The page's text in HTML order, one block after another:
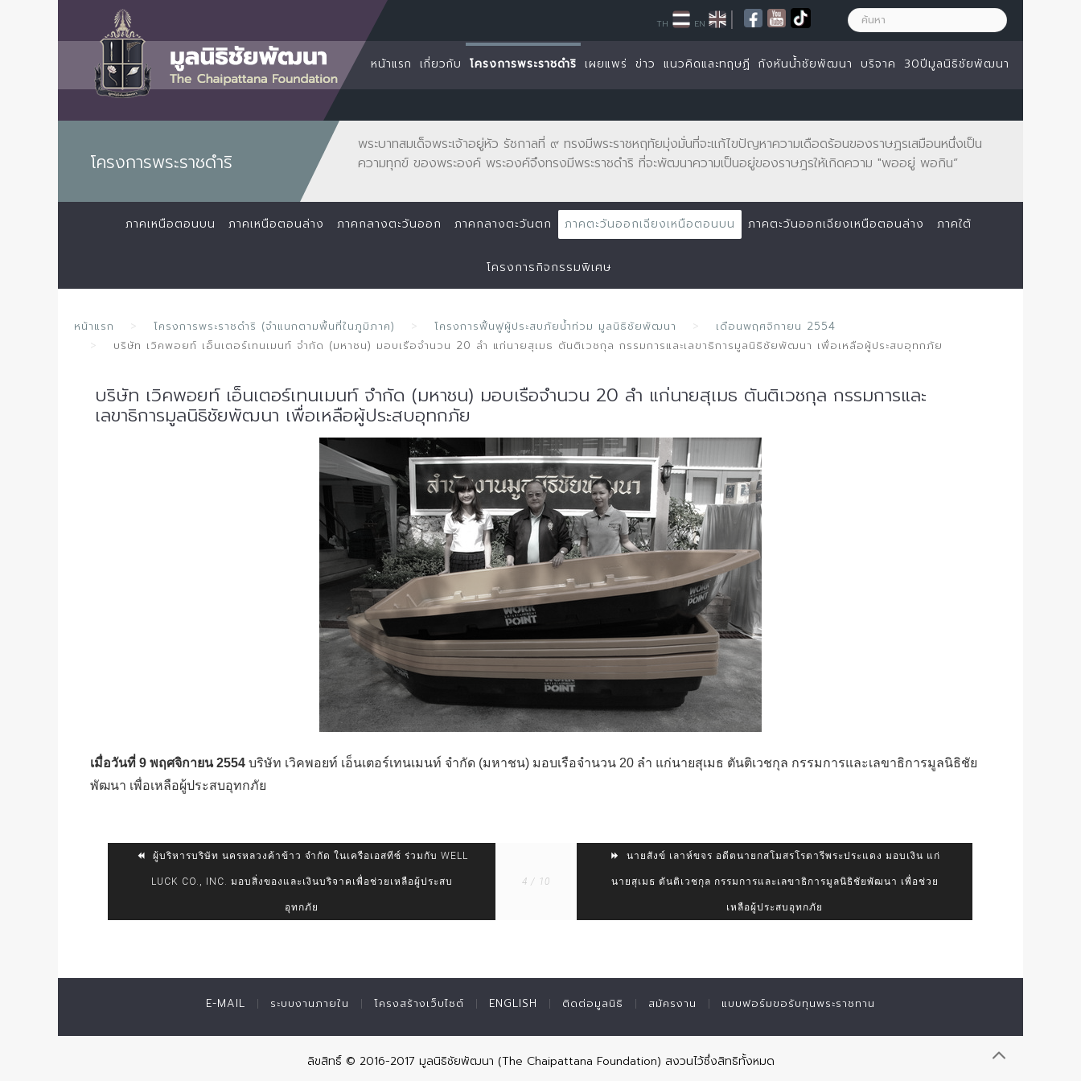
หน้าแรก เกี่ยวกับ โครงการพระราชดำริ เผยแพร่ ข่าว แนวคิดและทฤษฏี กังหันน้ำชัยพัฒนา บริจาค 30ปีมูลนิธิชัยพัฒนา
TH EN |
โครงการพระราชดำริ
พระบาทสมเด็จพระเจ้าอยู่หัว รัชกาลที่ ๙ ทรงมีพระราชหฤทัยมุ่งมั่นที่จะแก้ไขปัญหาความเดือดร้อนของราษฏรเสมือนหนึ่งเป็น
ความทุกข์ ของพระองค์ พระองค์จึงทรงมีพระราชดำริ ที่จะพัฒนาความเป็นอยู่ของราษฎรให้เกิดความ "พออยู่ พอกิน”
ภาคเหนือตอนบน ภาคเหนือตอนล่าง ภาคกลางตะวันออก ภาคกลางตะวันตก ภาคตะวันออกเฉียงเหนือตอนบน ภาคตะวันออกเฉียงเหนือตอนล่าง ภาคใต้
โครงการกิจกรรมพิเศษ
หน้าแรก โครงการพระราชดำริ (จำแนกตามพื้นที่ในภูมิภาค) โครงการฟื้นฟูผู้ประสบภัยน้ำท่วม มูลนิธิชัยพัฒนา
เดือนพฤศจิกายน 2554
บริษัท เวิคพอยท์ เอ็นเตอร์เทนเมนท์ จำกัด (มหาชน) มอบเรือจำนวน 20 ลำ แก่นายสุเมธ ตันติเวชกุล กรรมการและเลขาธิการมูลนิธิชัยพัฒนา เพื่อเหลือผู้ประสบอุทกภัย
บริษัท เวิคพอยท์ เอ็นเตอร์เทนเมนท์ จำกัด (มหาชน) มอบเรือจำนวน 20 ลำ แก่นายสุเมธ ตันติเวชกุล กรรมการและ
เลขาธิการมูลนิธิชัยพัฒนา เพื่อเหลือผู้ประสบอุทกภัย
เมื่อวันที่ 9 พฤศจิกายน 2554 บริษัท เวิคพอยท์ เอ็นเตอร์เทนเมนท์ จำกัด (มหาชน) มอบเรือจำนวน 20 ลำ แก่นายสุเมธ ตันติเวชกุล กรรมการและเลขาธิการมูลนิธิชัย
พัฒนา เพื่อเหลือผู้ประสบอุทกภัย
ผู้บริหารบริษัท นครหลวงค้าข้าว จำกัด ในเครือเอสทีซ์ ร่วมกับ WELL
LUCK CO., INC. มอบสิ่งของและเงินบริจาคเพื่อช่วยเหลือผู้ประสบ
อุทกภัย
4 / 10
นายสังข์ เลาห์ขจร อดีตนายกสโมสรโรตารีพระประแดง มอบเงิน แก่
นายสุเมธ ตันติเวชกุล กรรมการและเลขาธิการมูลนิธิชัยพัฒนา เพื่อช่วย
เหลือผู้ประสบอุทกภัย
E-MAIL ระบบงานภายใน โครงสร้างเว็บไซต์ ENGLISH ติดต่อมูลนิธิ สมัครงาน แบบฟอร์มขอรับทุนพระราชทาน
ลิขสิทธิ์ © 2016-2017 มูลนิธิชัยพัฒนา (The Chaipattana Foundation) สงวนไว้ซึ่งสิทธิทั้งหมด